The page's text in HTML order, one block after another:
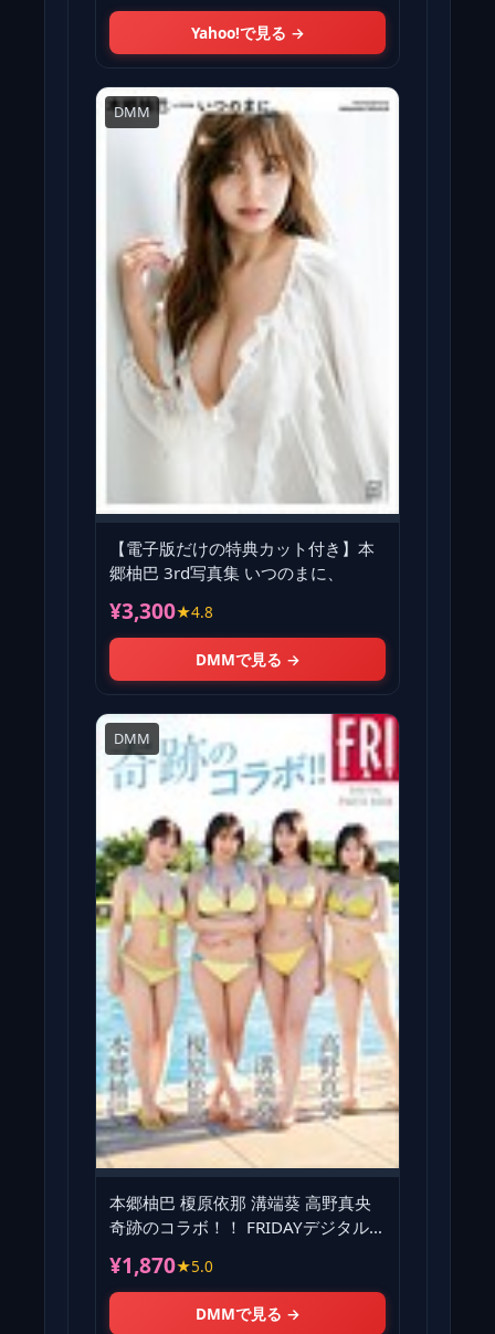
Yahoo!で見る →
DMM
【電子版だけの特典カット付き】本
郷柚巴 3rd写真集 いつのまに、
¥3,300★4.8
DMMで見る →
DMM
本郷柚巴 榎原依那 溝端葵 高野真央
奇跡のコラボ！！ FRIDAYデジタル写
¥1,870★5.0
DMMで見る →